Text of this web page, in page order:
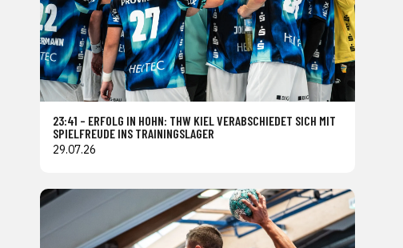
23:41 – ERFOLG IN HOHN: THW KIEL VERABSCHIEDET SICH MIT
SPIELFREUDE INS TRAININGSLAGER
29.07.26